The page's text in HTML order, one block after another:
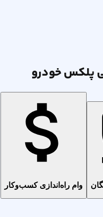
پلکس خودرو
وام راه‌اندازی کسب‌وکار